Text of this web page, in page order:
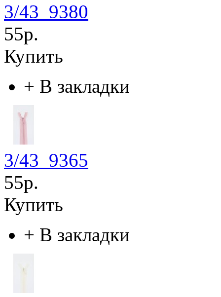
3/43_9380
55р.
Купить
+ В закладки
3/43_9365
55р.
Купить
+ В закладки